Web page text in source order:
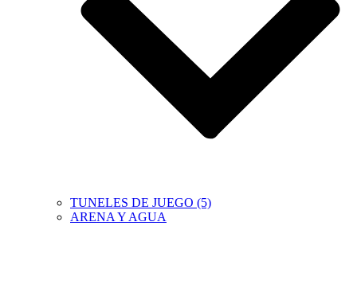
TUNELES DE JUEGO (5)
ARENA Y AGUA